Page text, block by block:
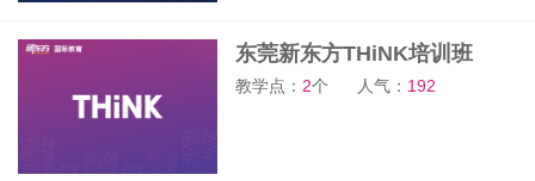
东莞新东方THiNK培训班
教学点： 2个 人气： 192